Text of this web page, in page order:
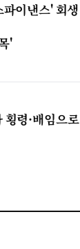
이낸스' 회생
'
령·배임으로